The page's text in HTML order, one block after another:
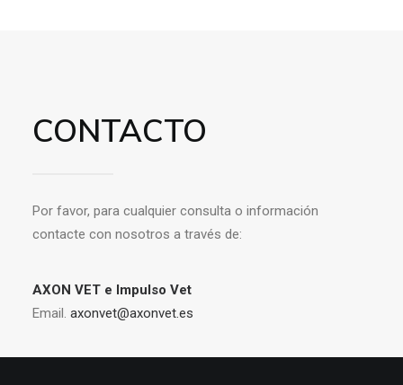
CONTACTO
Por favor, para cualquier consulta o información
contacte con nosotros a través de:
AXON VET e Impulso Vet
Email. axonvet@axonvet.es